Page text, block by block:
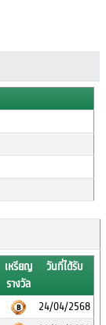
เหรียญ
รางวัล
วันที่ได้รับ
24/04/2568